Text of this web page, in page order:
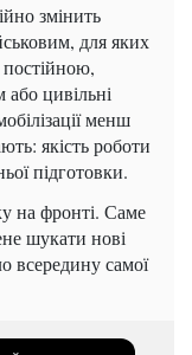
змінить
для яких
цивільні
менш
якість роботи
підготовки.
на фронті. Саме
шукати нові
всередину самої